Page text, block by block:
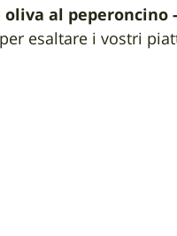
al peperoncino -
esaltare i vostri